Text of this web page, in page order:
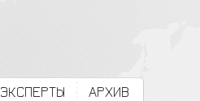
ЭКСПЕРТЫ АРХИВ